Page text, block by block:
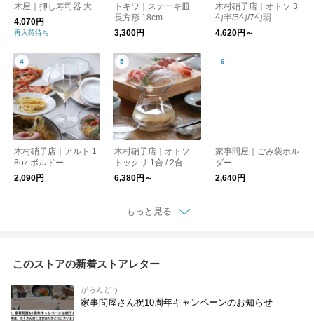
木屋｜押し寿司器 大
4,070円
再入荷待ち
トキワ｜ステーキ皿
長方形 18cm
3,300円
木村硝子店｜オトソ 3
勺半/5勺/7勺弱
4,620円～
木村硝子店｜アルト 1
8oz ボルドー
2,090円
木村硝子店｜オトソ
トックリ 1合 / 2合
6,380円～
家事問屋｜ごみ袋ホル
ダー
2,640円
もっと見る
このストアの新着ストアレター
がらんどう
家事問屋さん祝10周年キャンペーンのお知らせ